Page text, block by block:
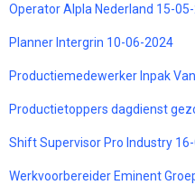
Operator Alpla Nederland 15-
Planner Intergrin 10-06-2024
Productiemedewerker Inpak
Productietoppers dagdienst
Shift Supervisor Pro Industry
Werkvoorbereider Eminent